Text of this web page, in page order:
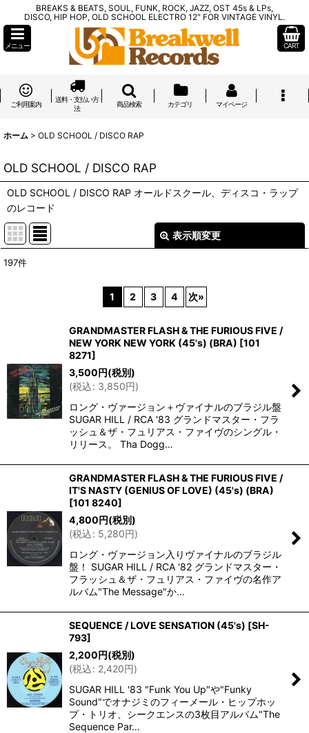
BREAKS & BEATS, SOUL, FUNK, ROCK, JAZZ, OST 45s & LPs,
DISCO, HIP HOP, OLD SCHOOL ELECTRO 12" FOR VINTAGE VINYL.
メニュー CART
ご利用案内
送料・支払い方
法
商品検索 カテゴリ マイページ
ホーム > OLD SCHOOL / DISCO RAP
OLD SCHOOL / DISCO RAP
OLD SCHOOL / DISCO RAP オールドスクール、ディスコ・ラップ
のレコード
表示順変更
197件
1 2 3 4 次»
GRANDMASTER FLASH & THE FURIOUS FIVE /
NEW YORK NEW YORK (45's) (BRA) [101
8271]
3,500円(税別)
(税込: 3,850円)
ロング・ヴァージョン＋ヴァイナルのブラジル盤
SUGAR HILL / RCA '83 グランドマスター・フラ
ッシュ＆ザ・フュリアス・ファイヴのシングル・
リリース。 Tha Dogg…
GRANDMASTER FLASH & THE FURIOUS FIVE /
IT'S NASTY (GENIUS OF LOVE) (45's) (BRA)
[101 8240]
4,800円(税別)
(税込: 5,280円)
ロング・ヴァージョン入りヴァイナルのブラジル
盤！ SUGAR HILL / RCA '82 グランドマスター・
フラッシュ＆ザ・フュリアス・ファイヴの名作ア
ルバム"The Message"か…
SEQUENCE / LOVE SENSATION (45's) [SH-
793]
2,200円(税別)
(税込: 2,420円)
SUGAR HILL '83 "Funk You Up"や"Funky
Sound"でオナジミのフィーメール・ヒップホッ
プ・トリオ、シークエンスの3枚目アルバム"The
Sequence Par…